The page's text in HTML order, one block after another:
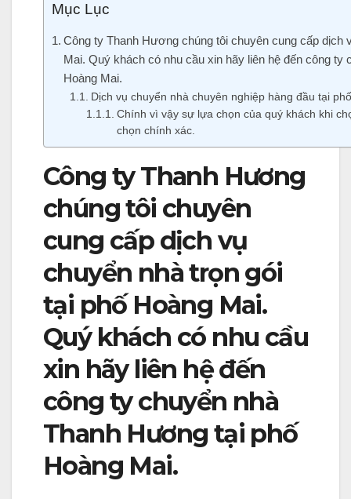
Mục Lục
Công ty Thanh Hương chúng tôi chuyên cung cấp dịch
Mai. Quý khách có nhu cầu xin hãy liên hệ đến công ty
Hoàng Mai.
Dịch vụ chuyển nhà chuyên nghiệp hàng đầu tại
Chính vì vậy sự lựa chọn của quý khách khi
chọn chính xác.
Công ty Thanh Hương
chúng tôi chuyên
cung cấp dịch vụ
chuyển nhà trọn gói
tại phố Hoàng Mai.
Quý khách có nhu cầu
xin hãy liên hệ đến
công ty chuyển nhà
Thanh Hương tại phố
Hoàng Mai.